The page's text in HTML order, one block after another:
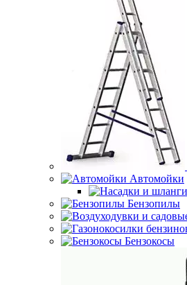
Автомойки
Бензопилы
Бензокосы